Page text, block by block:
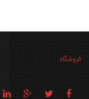
فروشگاه